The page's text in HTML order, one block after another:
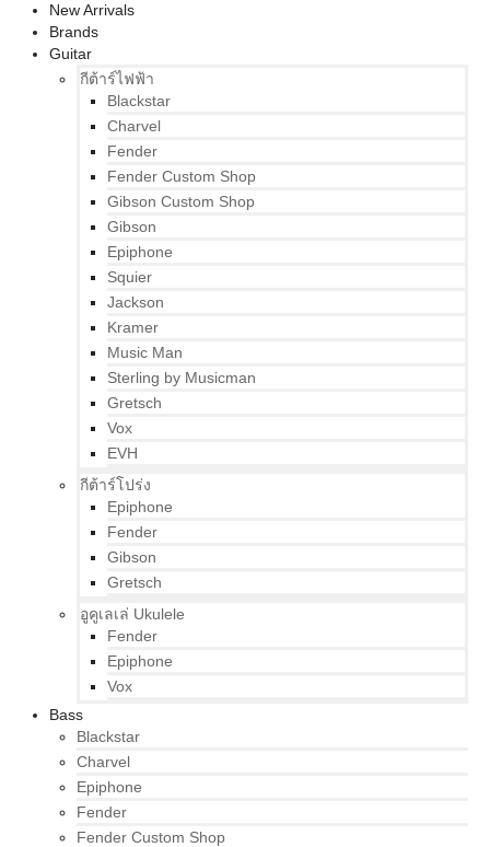
New Arrivals
Brands
Guitar
กีต้าร์ไฟฟ้า
Blackstar
Charvel
Fender
Fender Custom Shop
Gibson Custom Shop
Gibson
Epiphone
Squier
Jackson
Kramer
Music Man
Sterling by Musicman
Gretsch
Vox
EVH
กีต้าร์โปร่ง
Epiphone
Fender
Gibson
Gretsch
อูคูเลเล่ Ukulele
Fender
Epiphone
Vox
Bass
Blackstar
Charvel
Epiphone
Fender
Fender Custom Shop